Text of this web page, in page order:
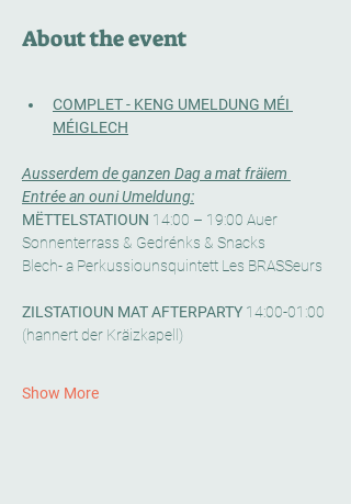
About the event
COMPLET - KENG UMELDUNG MÉI
MÉIGLECH
Ausserdem de ganzen Dag a mat fräiem
Entrée an ouni Umeldung:
MËTTELSTATIOUN 14:00 – 19:00 Auer
Sonnenterrass & Gedrénks & Snacks
Blech- a Perkussiounsquintett Les BRASSeurs
ZILSTATIOUN MAT AFTERPARTY 14:00-01:00
(hannert der Kräizkapell)
Show More